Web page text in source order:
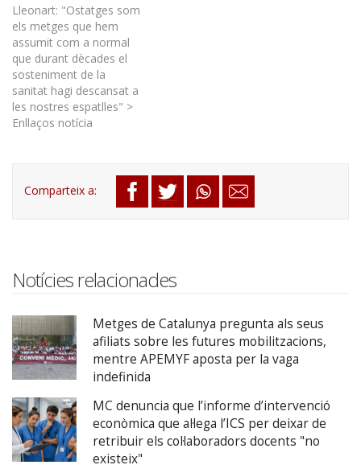
Lleonart: "Ostatges som
els metges que hem
assumit com a normal
que durant dècades el
sosteniment de la
sanitat hagi descansat a
les nostres espatlles" >
Enllaços notícia
Notícies relacionades
Metges de Catalunya pregunta als seus
afiliats sobre les futures mobilitzacions,
mentre APEMYF aposta per la vaga
indefinida
MC denuncia que l’informe d’intervenció
econòmica que al·lega l’ICS per deixar de
retribuir els col·laboradors docents "no
existeix"